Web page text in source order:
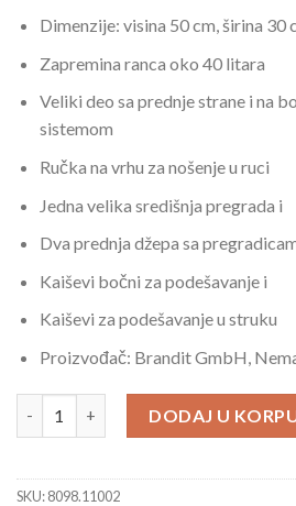
Dimenzije: visina 50 cm, širina 30
Zapremina ranca oko 40 litara
Veliki deo sa prednje strane i na
sistemom
Ručka na vrhu za nošenje u ruci
Jedna velika središnja pregrada i
Dva prednja džepa sa
Kaiševi bočni za podešavanje i
Kaiševi za podešavanje u struku
Proizvođač: Brandit GmbH,
DODAJ U
SKU:8098.11002